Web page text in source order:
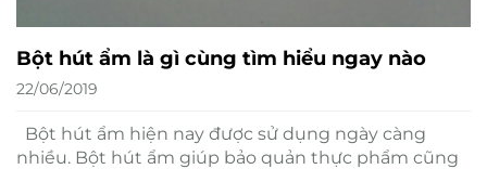
Bột hút ẩm là gì cùng tìm hiểu ngay nào
22/06/2019
Bột hút ẩm hiện nay được sử dụng ngày càng
nhiều. Bột hút ẩm giúp bảo quản thực phẩm cũng